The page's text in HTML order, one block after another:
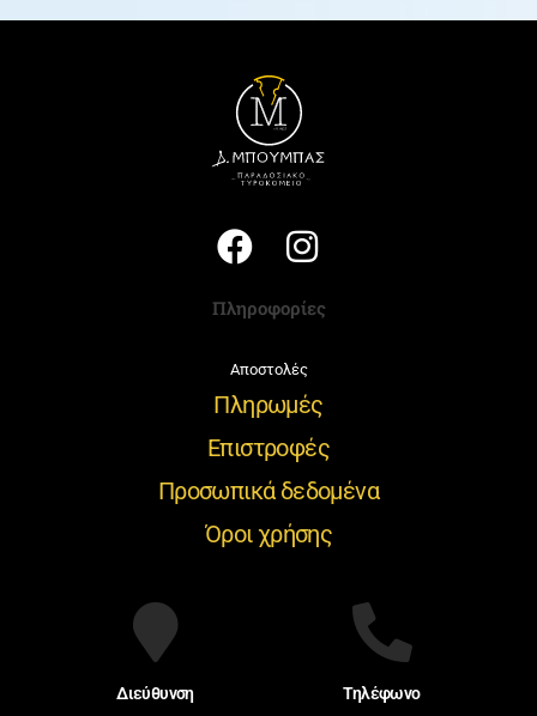
Πληροφορίες
Αποστολές
Πληρωμές
Επιστροφές
Προσωπικά δεδομένα
Όροι χρήσης
Διεύθυνση Τηλέφωνο